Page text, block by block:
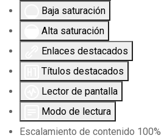
Baja saturación
Alta saturación
Enlaces destacados
Títulos destacados
Lector de pantalla
Modo de lectura
Escalamiento de contenido 100%